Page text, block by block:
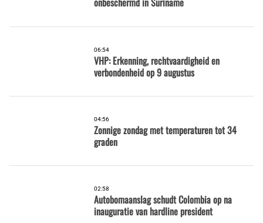
06:54
VHP: Erkenning, rechtvaardigheid en
verbondenheid op 9 augustus
04:56
Zonnige zondag met temperaturen tot 34
graden
02:58
Autobomaanslag schudt Colombia op na
inauguratie van hardline president